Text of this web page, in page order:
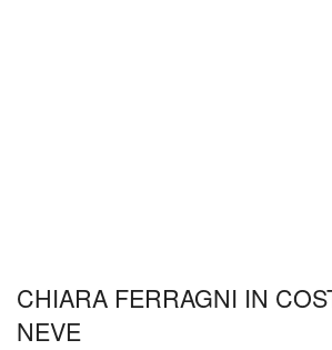
CHIARA FERRAGNI IN
NEVE